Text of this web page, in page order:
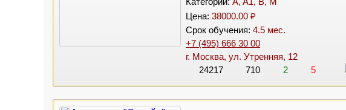
Цена: 38000.00 ₽
Срок обучения: 4.5 мес.
+7 (495) 666 30 00
г. Москва, ул. Утренняя, 12
24217
710 2 5